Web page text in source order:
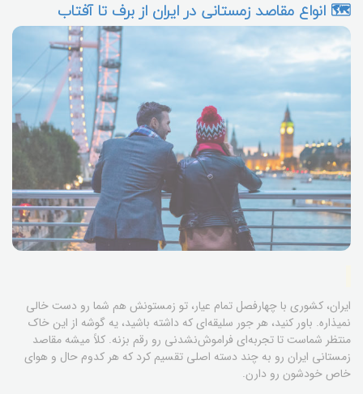
🗺️ انواع مقاصد زمستانی در ایران از برف تا آفتاب
ایران، کشوری با چهارفصل تمام عیار، تو زمستونش هم شما رو دست خالی
نمیذاره. باور کنید، هر جور سلیقه‌ای که داشته باشید، یه گوشه از این خاک
منتظر شماست تا تجربه‌ای فراموش‌نشدنی رو رقم بزنه. کلاً میشه مقاصد
زمستانی ایران رو به چند دسته اصلی تقسیم کرد که هر کدوم حال و هوای
خاص خودشون رو دارن.